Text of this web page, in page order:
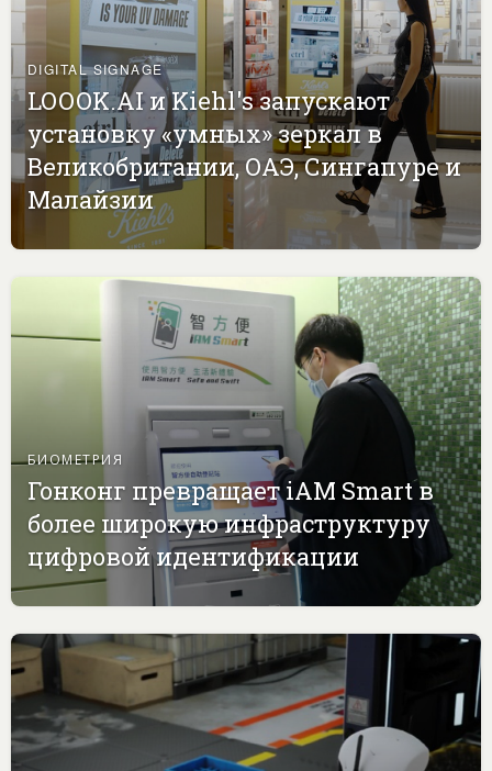
DIGITAL SIGNAGE
LOOOK.AI и Kiehl's запускают
установку «умных» зеркал в
Великобритании, ОАЭ, Сингапуре и
Малайзии
БИОМЕТРИЯ
Гонконг превращает iAM Smart в
более широкую инфраструктуру
цифровой идентификации